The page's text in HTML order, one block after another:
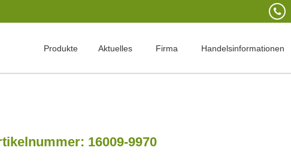
Produkte Aktuelles Firma Handelsinformationen
16009-9970